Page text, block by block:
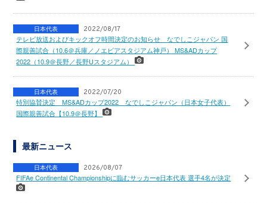
日本代表 2022/08/17
テレビ放送およびキックオフ時間決定のお知らせ なでしこジャパン 国
際親善試合（10.6＠兵庫／ノエビアスタジアム神戸） MS&ADカップ
2022（10.9＠長野／長野Uスタジアム）
日本代表 2022/07/20
特別協賛決定 MS&ADカップ2022 なでしこジャパン（日本女子代表）
国際親善試合【10.9＠長野】
最新ニュース
日本代表 2026/08/07
FIFAe Continental Championshipに臨むサッカーe日本代表 選手4名が決定